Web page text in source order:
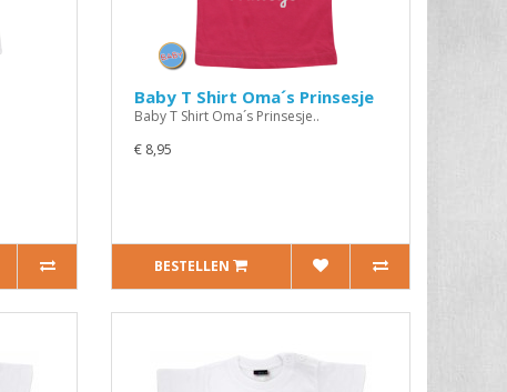
Baby T Shirt Oma´s Prinsesje
Baby T Shirt Oma´s Prinsesje..
€ 8,95
BESTELLEN